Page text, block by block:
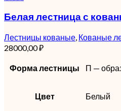
Белая лестница с
Лестницы кованые Кованые
28000,00₽
Форма лестницы П —
Цвет Белый